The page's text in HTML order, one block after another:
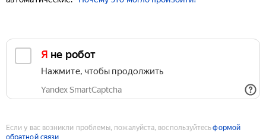
Я не робот
Нажмите, чтобы продолжить
Yandex SmartCaptcha
Если у вас возникли проблемы, пожалуйста, воспользуйтесьформой
обратной связи